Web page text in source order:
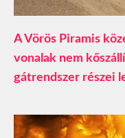
A Vörös Piramis
vonalak nem
gátrendszer részei